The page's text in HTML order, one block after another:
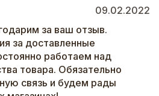
09.02.2022
за ваш отзыв.
за доставленные
работаем над
товара. Обязательно
связь и будем рады